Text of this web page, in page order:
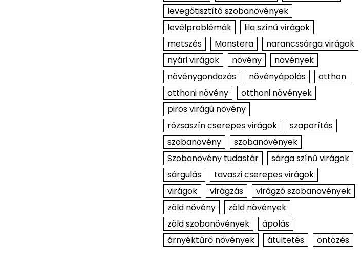
levegőtisztító szobanövények
levélproblémák
lila színű virágok
metszés
Monstera
narancssárga virágok
nyári virágok
növény
növények
növénygondozás
növényápolás
otthon
otthoni növény
otthoni növények
piros virágú növény
rózsaszín cserepes virágok
szaporítás
szobanövény
szobanövények
Szobanövény tudastár
sárga színű virágok
sárgulás
tavaszi cserepes virágok
virágok
virágzás
virágzó szobanövények
zöld növény
zöld növények
zöld szobanövények
ápolás
árnyéktűrő növények
átültetés öntözés